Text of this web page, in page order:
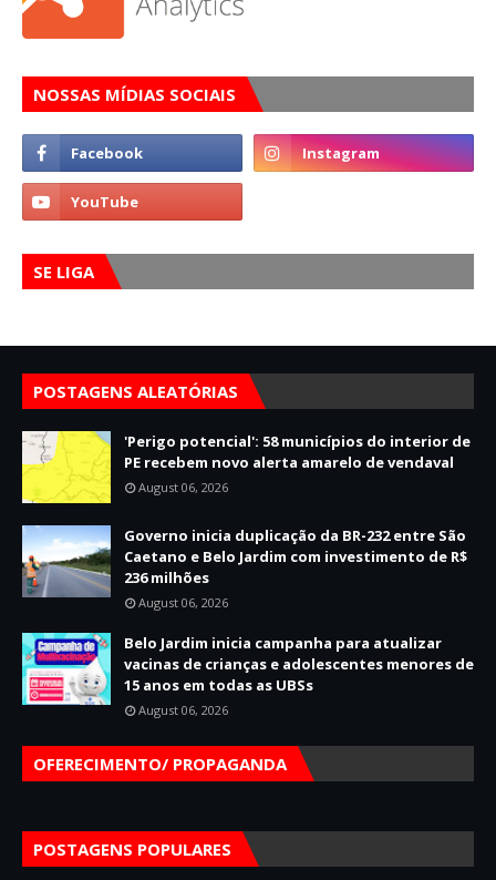
NOSSAS MÍDIAS SOCIAIS
SE LIGA
POSTAGENS ALEATÓRIAS
'Perigo potencial': 58 municípios do interior de
PE recebem novo alerta amarelo de vendaval
August 06, 2026
Governo inicia duplicação da BR-232 entre São
Caetano e Belo Jardim com investimento de R$
236 milhões
August 06, 2026
Belo Jardim inicia campanha para atualizar
vacinas de crianças e adolescentes menores de
15 anos em todas as UBSs
August 06, 2026
OFERECIMENTO/ PROPAGANDA
POSTAGENS POPULARES